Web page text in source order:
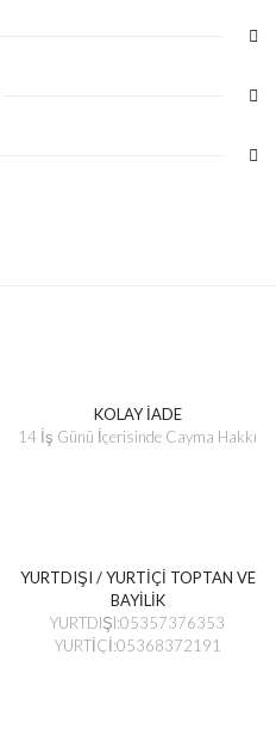
KOLAY İADE
14 İş Günü İçerisinde Cayma Hakkı
YURTDIŞI / YURTİÇİ TOPTAN VE
BAYİLİK
YURTDIŞI:05357376353
YURTİÇİ:05368372191